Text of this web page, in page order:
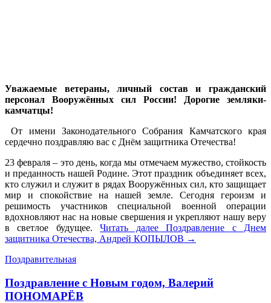
Уважаемые ветераны, личный состав и гражданский
персонал Вооружённых сил России! Дорогие земляки-
камчатцы!
От имени Законодательного Собрания Камчатского края
сердечно поздравляю вас с Днём защитника Отечества!
23 февраля – это день, когда мы отмечаем мужество, стойкость
и преданность нашей Родине. Этот праздник объединяет всех,
кто служил и служит в рядах Вооружённых сил, кто защищает
мир и спокойствие на нашей земле. Сегодня героизм и
решимость участников специальной военной операции
вдохновляют нас на новые свершения и укрепляют нашу веру
в светлое будущее.Читать далееПоздравление с Днем
защитника Отечества, Андрей КОПЫЛОВ →
Поздравительная
Поздравление с Новым годом, Валерий
ПОНОМАРЁВ